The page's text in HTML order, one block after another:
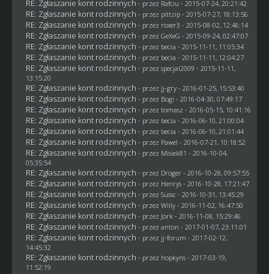
RE: Zgłaszanie kont rodzinnych - przez Rafciu - 2015-07-24, 20:21:42
RE: Zgłaszanie kont rodzinnych - przez pittzip- 2015-07-27, 18:13:56
RE: Zgłaszanie kont rodzinnych - przez roxer3 - 2015-08-02, 12:46:14
RE: Zgłaszanie kont rodzinnych - przez GeXeG - 2015-09-24, 02:47:07
RE: Zgłaszanie kont rodzinnych - przez becia - 2015-11-11, 11:05:34
RE: Zgłaszanie kont rodzinnych - przez becia - 2015-11-11, 12:04:27
RE: Zgłaszanie kont rodzinnych - przez specjal2009 - 2015-11-11,
13:15:20
RE: Zgłaszanie kont rodzinnych - przez jj-gry- 2016-01-25, 15:53:40
RE: Zgłaszanie kont rodzinnych - przez Bogi - 2016-04-30, 07:49:17
RE: Zgłaszanie kont rodzinnych - przez tomasz - 2016-05-15, 10:41:16
RE: Zgłaszanie kont rodzinnych - przez becia - 2016-06-10, 21:00:04
RE: Zgłaszanie kont rodzinnych - przez becia - 2016-06-10, 21:01:44
RE: Zgłaszanie kont rodzinnych - przez Pawel - 2016-07-21, 10:18:52
RE: Zgłaszanie kont rodzinnych - przez Misiek81 - 2016-10-04,
05:35:54
RE: Zgłaszanie kont rodzinnych - przez Droger- 2016-10-28, 09:57:55
RE: Zgłaszanie kont rodzinnych - przez Henrys- 2016-10-28, 17:21:47
RE: Zgłaszanie kont rodzinnych - przez Sussc- 2016-10-31, 13:45:29
RE: Zgłaszanie kont rodzinnych - przez Willy- 2016-11-02, 16:47:50
RE: Zgłaszanie kont rodzinnych - przez Jork- 2016-11-08, 15:29:46
RE: Zgłaszanie kont rodzinnych - przez anton - 2017-01-07, 23:11:01
RE: Zgłaszanie kont rodzinnych - przez jj-forum - 2017-02-12,
14:45:32
RE: Zgłaszanie kont rodzinnych - przez hopkyns- 2017-03-19,
11:52:19